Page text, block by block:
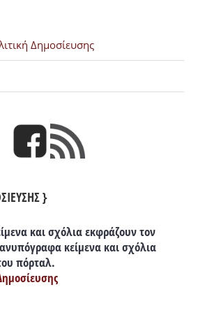
Δημοσίευσης
}
και σχόλια εκφράζουν τον
κείμενα και σχόλια
πόρταλ.